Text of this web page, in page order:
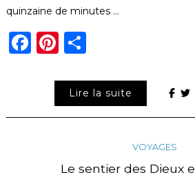
quinzaine de minutes …
Facebook
Pinterest
Partager
Lire la suite
VOYAGES
Le sentier des Dieux